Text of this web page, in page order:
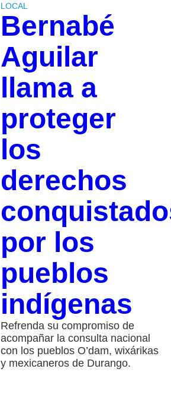
LOCAL
Bernabé
Aguilar
llama a
proteger
los
derechos
por los
pueblos
indígenas
Refrenda su compromiso de
acompañar la consulta nacional
con los pueblos O’dam, wixárikas
y mexicaneros de Durango.